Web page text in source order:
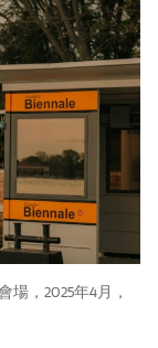
場，2025年4月，